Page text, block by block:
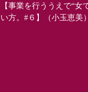
【事業を行ううえで“女
い方。#６】（小玉恵美）